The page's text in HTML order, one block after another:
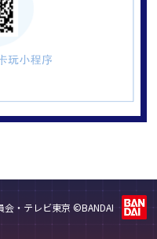
・テレビ東京 ©BANDAI